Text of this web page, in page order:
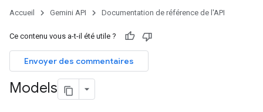
Accueil Gemini API Documentation de référence de l'API
Ce contenu vous a-t-il été utile ?
Envoyer des commentaires
Models